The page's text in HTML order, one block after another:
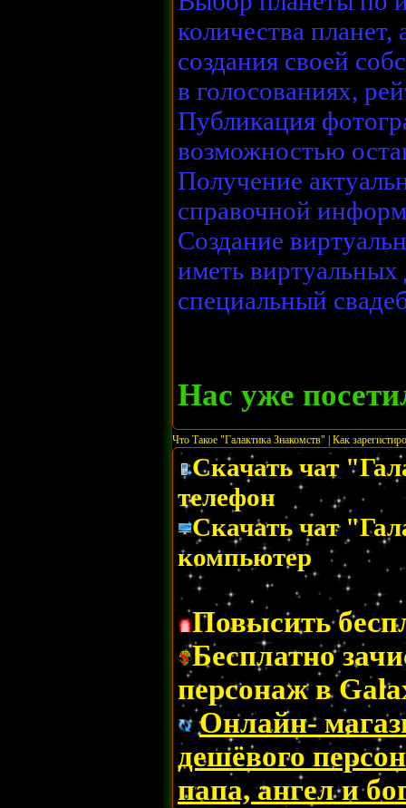
количества
создания своей
в голосованиях,
Публикация
возможностью
Получение
справочной
Создание
иметь виртуальных
специальный
Нас уже
Что Такое "Галактика Знакомств" Как
Скачать чат
телефон
Скачать чат
компьютер
Повысить
Бесплатно
персонаж в
Онлайн-
дешёвого
папа, ангел и